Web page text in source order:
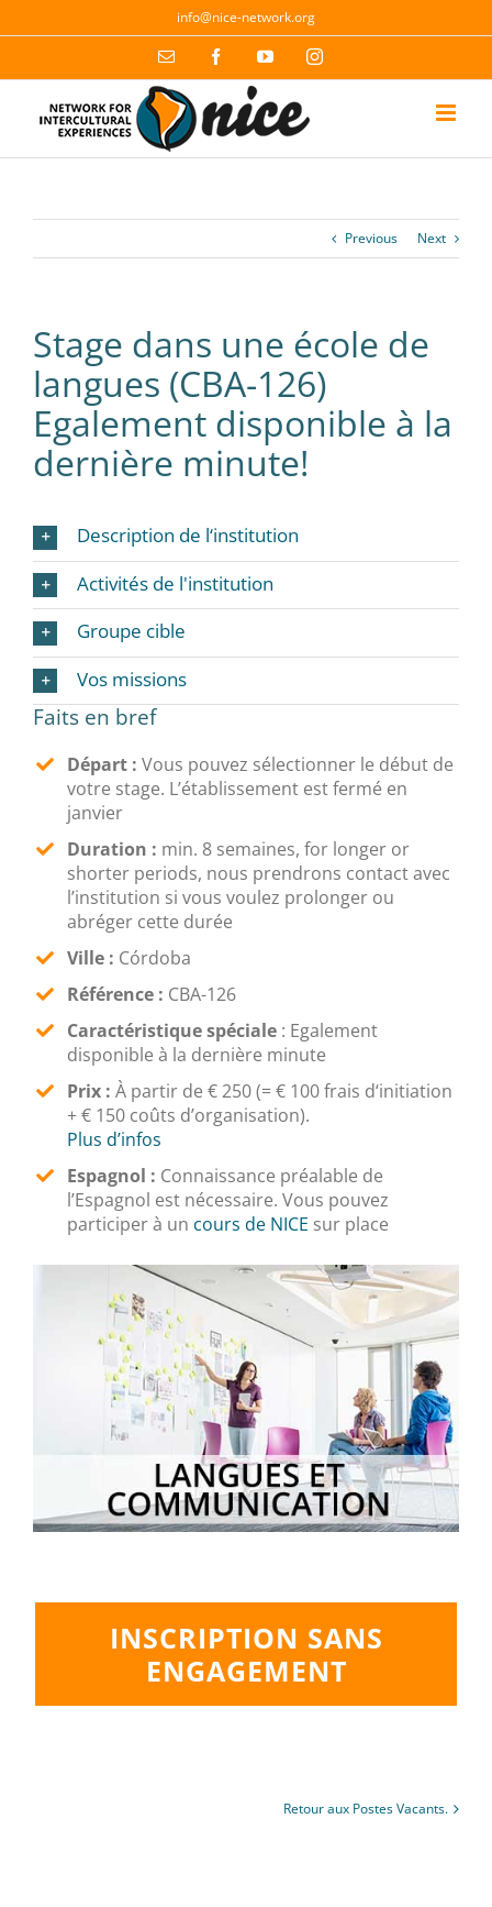
to
info@nice-network.org
Email FacebookYouTubeInstagram
Previous Next
Stage dans une école de
langues (CBA-126)
Egalement disponible à la
dernière minute!
Description de l‘institution
Activités de l'institution
Groupe cible
Vos missions
Faits en bref
Départ : Vous pouvez sélectionner le début de
votre stage. L’établissement est fermé en
janvier
Duration : min. 8 semaines, for longer or
shorter periods, nous prendrons contact avec
l’institution si vous voulez prolonger ou
abréger cette durée
Ville : Córdoba
Référence : CBA-126
Caractéristique spéciale : Egalement
disponible à la dernière minute
Prix : À partir de € 250 (= € 100 frais d‘initiation
+ € 150 coûts d’organisation).
Plus d’infos
Espagnol : Connaissance préalable de
l’Espagnol est nécessaire. Vous pouvez
participer à un cours de NICE sur place
INSCRIPTION SANS
ENGAGEMENT
Retour aux Postes Vacants.